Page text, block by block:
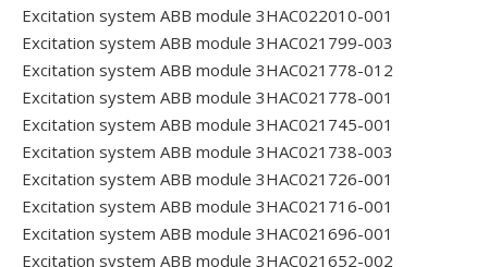
Excitation system ABB module 3HAC022010-001
Excitation system ABB module 3HAC021799-003
Excitation system ABB module 3HAC021778-012
Excitation system ABB module 3HAC021778-001
Excitation system ABB module 3HAC021745-001
Excitation system ABB module 3HAC021738-003
Excitation system ABB module 3HAC021726-001
Excitation system ABB module 3HAC021716-001
Excitation system ABB module 3HAC021696-001
Excitation system ABB module 3HAC021652-002